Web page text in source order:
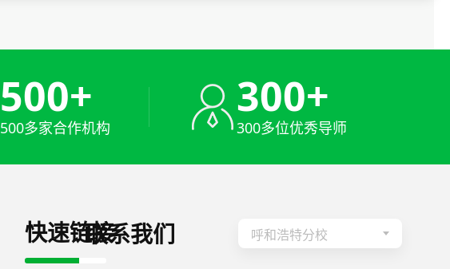
500+
500多家合作机构
300+
300多位优秀导师
快速链接联系我们 呼和浩特分校